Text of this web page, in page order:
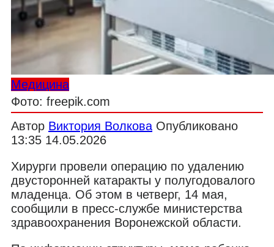
Медицина
Фото: freepik.com
Автор Виктория Волкова Опубликовано
13:35 14.05.2026
Хирурги провели операцию по удалению
двусторонней катаракты у полугодовалого
младенца. Об этом в четверг, 14 мая,
сообщили в пресс-службе министерства
здравоохранения Воронежской области.